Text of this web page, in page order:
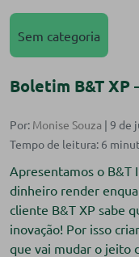
Sem categoria
Boletim B&T XP
Por: Monise Souza | 9 de
Apresentamos o B&T
dinheiro render
cliente B&T XP sabe
inovação! Por isso
que vai mudar o jeito